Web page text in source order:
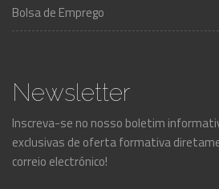
Bolsa de Emprego
Newsletter
Inscreva-se no nosso boletim
exclusivas de oferta formativa
correio electrónico!